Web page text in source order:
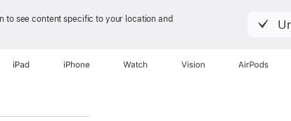
to see content specific to your location and
iPad iPhone Watch Vision AirPods